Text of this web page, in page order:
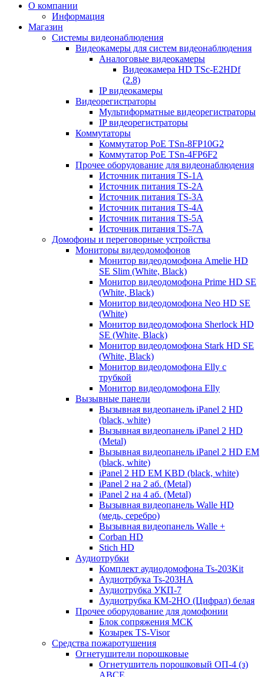
О компании
Информация
Магазин
Системы видеонаблюдения
Видеокамеры для систем видеонаблюдения
Аналоговые видеокамеры
Видеокамера HD TSc-E2HDf
(2.8)
IP видеокамеры
Видеорегистраторы
Мультиформатные видеорегистраторы
IP видеорегистраторы
Коммутаторы
Коммутатор PoE TSn-8FP10G2
Коммутатор PoE TSn-4FP6F2
Прочее оборудование для видеонаблюдения
Источник питания TS-1A
Источник питания TS-2A
Источник питания TS-3A
Источник питания TS-4A
Источник питания TS-5A
Источник питания TS-7A
Домофоны и переговорные устройства
Мониторы видеодомофонов
Монитор видеодомофона Amelie HD
SE Slim (White, Black)
Монитор видеодомофона Prime HD SE
(White, Black)
Монитор видеодомофона Neo HD SE
(White)
Монитор видеодомофона Sherlock HD
SE (White, Black)
Монитор видеодомофона Stark HD SE
(White, Black)
Монитор видеодомофона Elly с
трубкой
Монитор видеодомофона Elly
Вызывные панели
Вызывная видеопанель iPanel 2 HD
(black, white)
Вызывная видеопанель iPanel 2 HD
(Metal)
Вызывная видеопанель iPanel 2 HD EM
(black, white)
iPanel 2 HD EM KBD (black, white)
iPanel 2 на 2 аб. (Metal)
iPanel 2 на 4 аб. (Metal)
Вызывная видеопанель Walle HD
(медь, серебро)
Вызывная видеопанель Walle +
Corban HD
Stich HD
Аудиотрубки
Комплект аудиодомофона Ts-203Kit
Аудиотрбука Ts-203HA
Аудиотрубка УКП-7
Аудиотрубка КМ-2НО (Цифрал) белая
Прочее оборудование для домофонии
Блок сопряжения МСК
Козырек TS-Visor
Средства пожаротушения
Огнетушители порошковые
Огнетушитель порошковый ОП-4 (з)
АВСЕ